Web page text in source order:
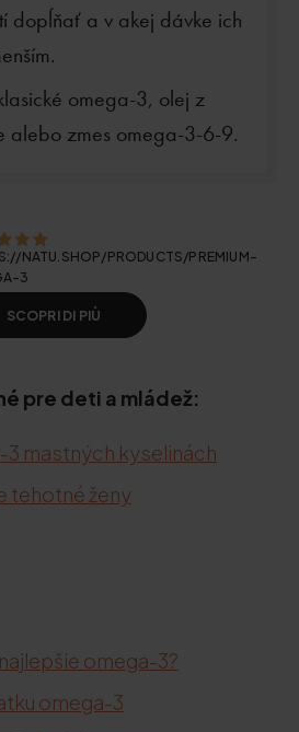
dopĺňať a v akej dávke ich
omega-3, olej z
alebo zmes omega-3-6-9.
NATU.SHOP/PRODUCTS/PREMIUM-
3
SCOPRI DI PIÙ
pre deti a mládež:
mastných kyselinách
tehotné ženy
omega-3?
omega-3